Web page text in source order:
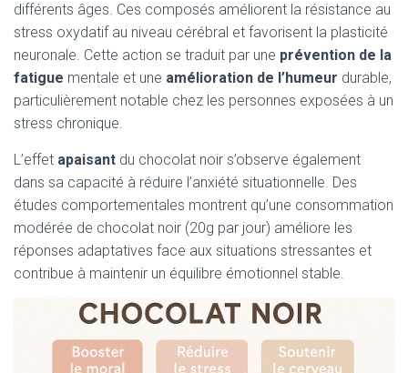
différents âges. Ces composés améliorent la résistance au
stress oxydatif au niveau cérébral et favorisent la plasticité
neuronale. Cette action se traduit par une prévention de la
fatigue mentale et une amélioration de l’humeur durable,
particulièrement notable chez les personnes exposées à un
stress chronique.
L’effet apaisant du chocolat noir s’observe également
dans sa capacité à réduire l’anxiété situationnelle. Des
études comportementales montrent qu’une consommation
modérée de chocolat noir (20g par jour) améliore les
réponses adaptatives face aux situations stressantes et
contribue à maintenir un équilibre émotionnel stable.